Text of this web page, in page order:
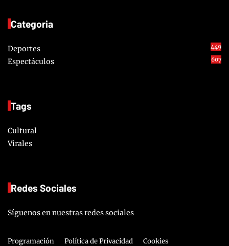
Categoria
Deportes 449
Espectáculos 607
Tags
Cultural
Virales
Redes Sociales
Síguenos en nuestras redes sociales
Programación Política de Privacidad
Cookies